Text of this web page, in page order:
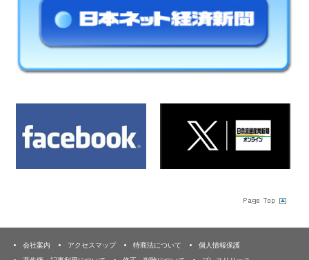
会社案内 アクセスマップ 特商法について
個人情報保護